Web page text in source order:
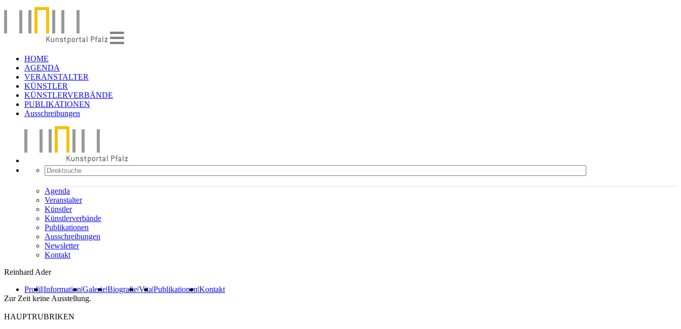
HOME
AGENDA
VERANSTALTER
KÜNSTLER
KÜNSTLERVERBÄNDE
PUBLIKATIONEN
Ausschreibungen
Agenda
Veranstalter
Künstler
Künstlerverbände
Publikationen
Ausschreibungen
Newsletter
Kontakt
Reinhard Ader
Profil|Information|Galerie|Biografie|Vita|Publikationen|Kontakt
Zur Zeit keine Ausstellung.
HAUPTRUBRIKEN